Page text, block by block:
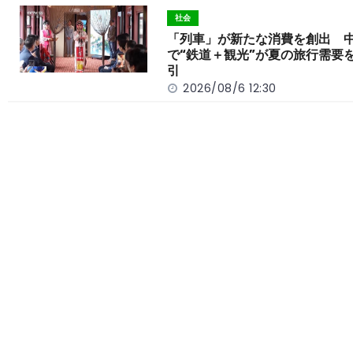
社会
「列車」が新たな消費を創出
で“鉄道＋観光”が夏の旅行需要
引
2026/08/6 12:30